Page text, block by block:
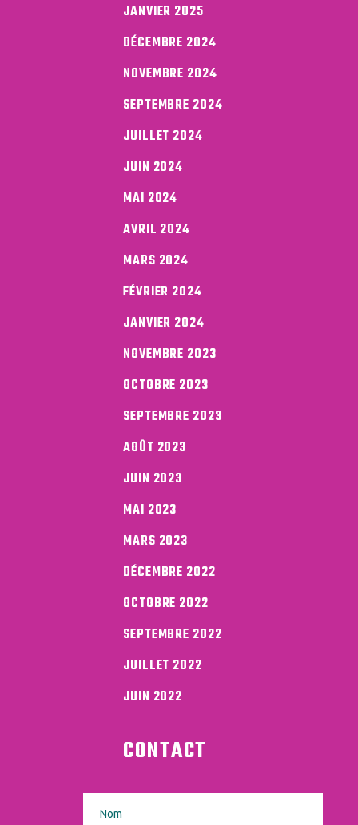
JANVIER 2025
DÉCEMBRE 2024
NOVEMBRE 2024
SEPTEMBRE 2024
JUILLET 2024
JUIN 2024
MAI 2024
AVRIL 2024
MARS 2024
FÉVRIER 2024
JANVIER 2024
NOVEMBRE 2023
OCTOBRE 2023
SEPTEMBRE 2023
AOÛT 2023
JUIN 2023
MAI 2023
MARS 2023
DÉCEMBRE 2022
OCTOBRE 2022
SEPTEMBRE 2022
JUILLET 2022
JUIN 2022
CONTACT